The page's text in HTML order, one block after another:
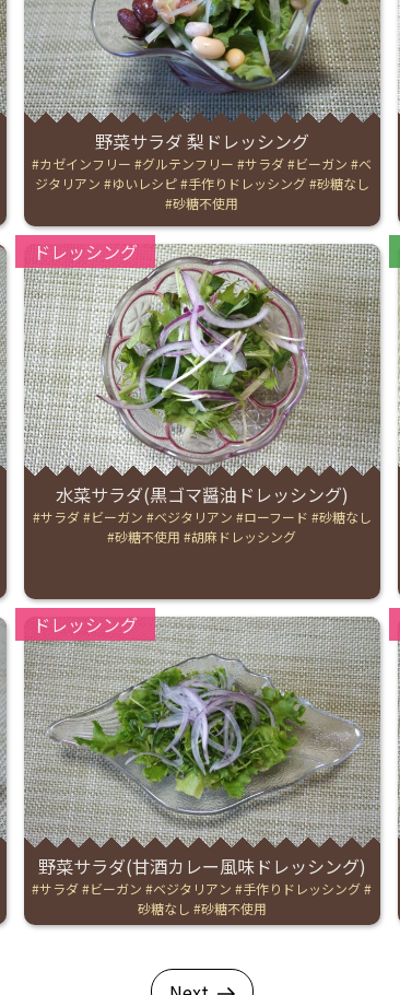
野菜サラダ 梨ドレッシング
Tags:
カゼインフリー グルテンフリー サラダ ビーガン
ベ
ジタリアン
ゆいレシピ 手作りドレッシング 砂糖なし
砂糖不使用
Categories:
ドレッシング
水菜サラダ(黒ゴマ醤油ドレッシング)
Tags:
サラダ ビーガン ベジタリアン ローフード
砂糖なし
砂糖不使用
胡麻ドレッシング
Categories:
ドレッシング
野菜サラダ(甘酒カレー風味ドレッシング)
Tags:
サラダ ビーガン ベジタリアン
手作りドレッシング
砂糖なし
砂糖不使用
遠方にお住まいで当院での出産を希望される方へ
医師プロフィール
English Page